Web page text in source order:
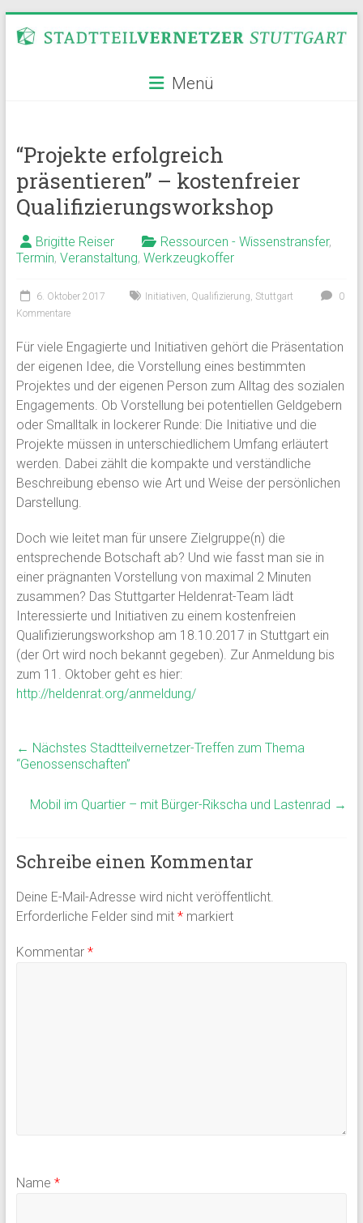
Inhalt
Stadtteilvernetzer
Menü
“Projekte erfolgreich
präsentieren” – kostenfreier
Qualifizierungsworkshop
Brigitte Reiser Ressourcen - Wissenstransfer,
Termin, Veranstaltung, Werkzeugkoffer
6. Oktober 2017 Initiativen, Qualifizierung, Stuttgart
0
Kommentare
Für viele Engagierte und Initiativen gehört die Präsentation
der eigenen Idee, die Vorstellung eines bestimmten
Projektes und der eigenen Person zum Alltag des sozialen
Engagements. Ob Vorstellung bei potentiellen Geldgebern
oder Smalltalk in lockerer Runde: Die Initiative und die
Projekte müssen in unterschiedlichem Umfang erläutert
werden. Dabei zählt die kompakte und verständliche
Beschreibung ebenso wie Art und Weise der persönlichen
Darstellung.
Doch wie leitet man für unsere Zielgruppe(n) die
entsprechende Botschaft ab? Und wie fasst man sie in
einer prägnanten Vorstellung von maximal 2 Minuten
zusammen? Das Stuttgarter Heldenrat-Team lädt
Interessierte und Initiativen zu einem kostenfreien
Qualifizierungsworkshop am 18.10.2017 in Stuttgart ein
(der Ort wird noch bekannt gegeben). Zur Anmeldung bis
zum 11. Oktober geht es hier:
http://heldenrat.org/anmeldung/
← Nächstes Stadtteilvernetzer-Treffen zum Thema
“Genossenschaften”
Mobil im Quartier – mit Bürger-Rikscha und Lastenrad →
Schreibe einen Kommentar
Deine E-Mail-Adresse wird nicht veröffentlicht.
Erforderliche Felder sind mit *markiert
Kommentar *
Name *